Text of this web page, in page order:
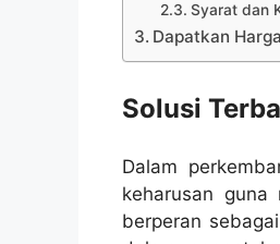
Syarat dan
Dapatkan
Solusi
Dalam
keharusan guna
berperan